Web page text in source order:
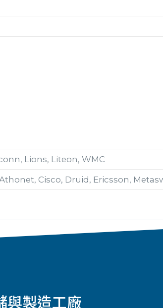
Lions, Liteon, WMC
Cisco, Druid, Ericsson,
與製造工廠